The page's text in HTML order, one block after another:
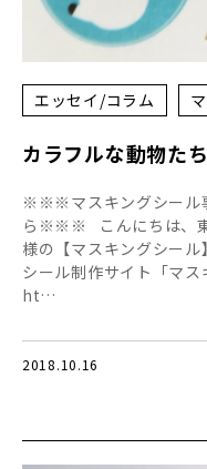
エッセイ/コラム
カラフルな動物た
※※※マスキングシール
ら※※※ こんにちは、東
様の【マスキングシー
シール制作サイト「マス
ht…
2018.10.16